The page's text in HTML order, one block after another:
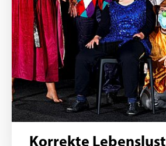
Korrekte Lebenslust